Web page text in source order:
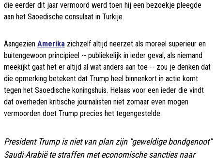
die eerder dit jaar vermoord werd toen hij een bezoekje pleegde
aan het Saoedische consulaat in Turkije.
Aangezien Amerika zichzelf altijd neerzet als moreel superieur en
buitengewoon principieel -- publiekelijk in ieder geval, als niemand
meekijkt gaat het er altijd al wat anders aan toe -- zou je denken dat
die opmerking betekent dat Trump heel binnenkort in actie komt
tegen het Saoedische koningshuis. Helaas voor een ieder die vindt
dat overheden kritische journalisten niet zomaar even mogen
vermoorden doet Trump precies het tegengestelde:
President Trump is niet van plan zijn "geweldige bondgenoot"
Saudi-Arabië te straffen met economische sancties naar